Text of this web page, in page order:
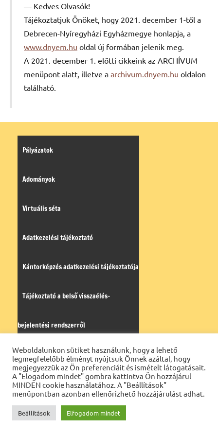
Kedves Olvasók!
Tájékoztatjuk Önöket, hogy 2021. december 1-től a
Debrecen-Nyíregyházi Egyházmegye honlapja, a
www.dnyem.hu oldal új formában jelenik meg.
A 2021. december 1. előtti cikkeink az ARCHÍVUM
menüpont alatt, illetve a archivum.dnyem.hu oldalon
található.
Pályázatok
Adományok
Virtuális séta
Adatkezelési tájékoztató
Kántorképzés adatkezelési tájékoztatója
Tájékoztató a belső visszaélés-
bejelentési rendszerről
Napi evangélium Öröm-hír
Weboldalunkon sütiket használunk, hogy a lehető
legmegfelelőbb élményt nyújtsuk Önnek azáltal, hogy
megjegyezzük az Ön preferenciáit és ismételt látogatásait.
A "Elogadom mindet" gombra kattintva Ön hozzájárul
MINDEN cookie használatához. A "Beállítások"
menüpontban azonban ellenőrizhető hozzájárulást adhat.
Beállítások Elfogadom mindet